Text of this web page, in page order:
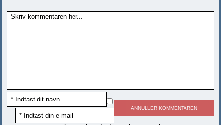
ANNULLER KOMMENTAREN